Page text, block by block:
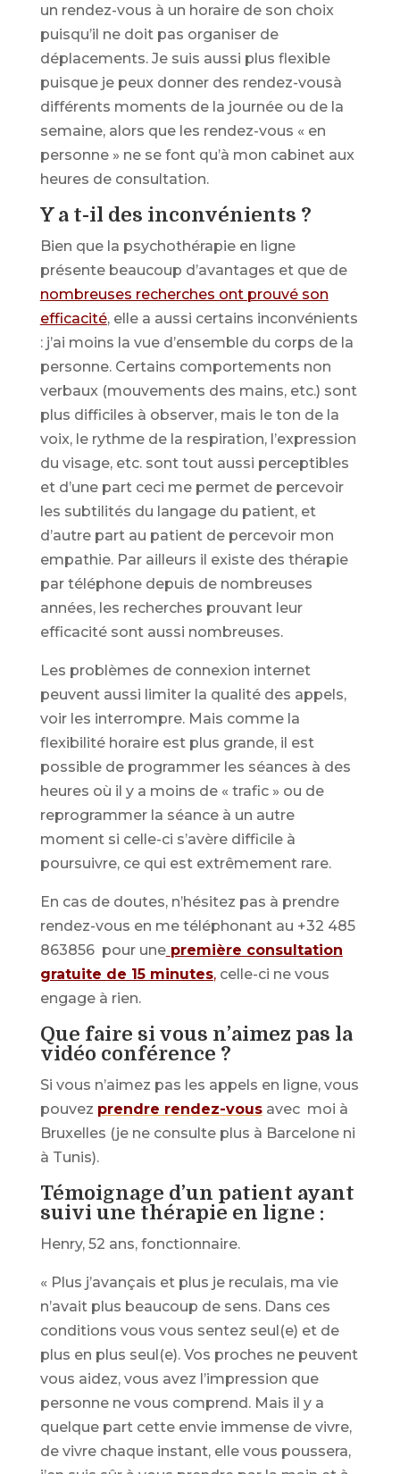
un rendez-vous à un horaire de son choix
puisqu’il ne doit pas organiser de
déplacements. Je suis aussi plus flexible
puisque je peux donner des rendez-vousà
différents moments de la journée ou de la
semaine, alors que les rendez-vous « en
personne » ne se font qu’à mon cabinet aux
heures de consultation.
Y a t-il des inconvénients ?
Bien que la psychothérapie en ligne
présente beaucoup d’avantages et que de
nombreuses recherches ont prouvé son
efficacité, elle a aussi certains inconvénients
: j’ai moins la vue d’ensemble du corps de la
personne. Certains comportements non
verbaux (mouvements des mains, etc.) sont
plus difficiles à observer, mais le ton de la
voix, le rythme de la respiration, l’expression
du visage, etc. sont tout aussi perceptibles
et d’une part ceci me permet de percevoir
les subtilités du langage du patient, et
d’autre part au patient de percevoir mon
empathie. Par ailleurs il existe des thérapie
par téléphone depuis de nombreuses
années, les recherches prouvant leur
efficacité sont aussi nombreuses.
Les problèmes de connexion internet
peuvent aussi limiter la qualité des appels,
voir les interrompre. Mais comme la
flexibilité horaire est plus grande, il est
possible de programmer les séances à des
heures où il y a moins de « trafic » ou de
reprogrammer la séance à un autre
moment si celle-ci s’avère difficile à
poursuivre, ce qui est extrêmement rare.
En cas de doutes, n’hésitez pas à prendre
rendez-vous en me téléphonant au +32 485
863856 pour une première consultation
gratuite de 15 minutes,celle-ci ne vous
engage à rien.
Que faire si vous n’aimez pas la
vidéo conférence ?
Si vous n’aimez pas les appels en ligne, vous
pouvez prendre rendez-vousavec moi à
Bruxelles (je ne consulte plus à Barcelone ni
à Tunis).
Témoignage d’un patient ayant
suivi une thérapie en ligne :
Henry, 52 ans, fonctionnaire.
« Plus j’avançais et plus je reculais, ma vie
n’avait plus beaucoup de sens. Dans ces
conditions vous vous sentez seul(e) et de
plus en plus seul(e). Vos proches ne peuvent
vous aidez, vous avez l’impression que
personne ne vous comprend. Mais il y a
quelque part cette envie immense de vivre,
de vivre chaque instant, elle vous poussera,